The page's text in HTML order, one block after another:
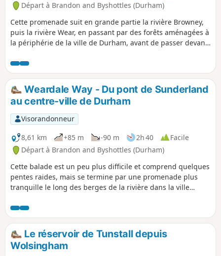
Départ à Brandon and Byshottles (Durham)
Cette promenade suit en grande partie la rivière Browney,
puis la rivière Wear, en passant par des forêts aménagées à
la périphérie de la ville de Durham, avant de passer devant
de la rivière Wear, en terminant par une promenade le long
du South Bailey jusqu'à la cathédrale de Durham.
Weardale Way - Du pont de Sunderland
au centre-ville de Durham
Visorandonneur
8,61 km
+85 m -90 m 2h 40
Facile
Départ à Brandon and Byshottles (Durham)
Cette balade est un peu plus difficile et comprend quelques
pentes raides, mais se termine par une promenade plus
tranquille le long des berges de la rivière dans la ville
Elvet. En chemin, l'itinéraire passe devant plusieurs fermes,
Croxdale Hall avec sa chapelle et Shincliffe Hall. Ces sites
sont fermés au public, mais constituent de bons points de
repère.Le réservoir de Tunstall depuis
Wolsingham